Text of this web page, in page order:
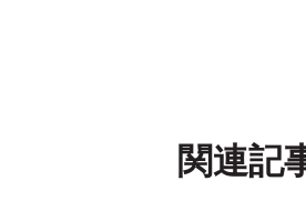
関連記